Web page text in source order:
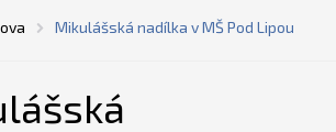
Mikulášská nadílka v MŠ Pod Lipou